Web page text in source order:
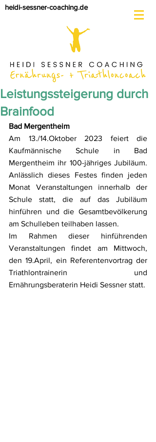
heidi-sessner-coaching.de
Leistungssteigerung durch
Brainfood
Bad Mergentheim
Am 13./14.Oktober 2023 feiert die
Kaufmännische Schule in Bad
Mergentheim ihr 100-jähriges Jubiläum.
Anlässlich dieses Festes finden jeden
Monat Veranstaltungen innerhalb der
Schule statt, die auf das Jubiläum
hinführen und die Gesamtbevölkerung
am Schulleben teilhaben lassen.
Im Rahmen dieser hinführenden
Veranstaltungen findet am Mittwoch,
den 19.April, ein Referentenvortrag der
Triathlontrainerin und
Ernährungsberaterin Heidi Sessner statt.